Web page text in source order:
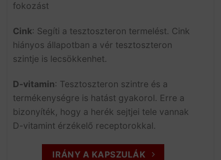
fokozást
Cink: Segíti a tesztoszteron termelést. Cink
hiányos állapotban a vér tesztoszteron
szintje is lecsökkenhet.
D-vitamin: Tesztoszteron szintre és a
termékenységre is hatást gyakorol. Erre a
bizonyíték, hogy a herék sejtjei tele vannak
D-vitamint érzékelő receptorokkal.
IRÁNY A KAPSZULÁK